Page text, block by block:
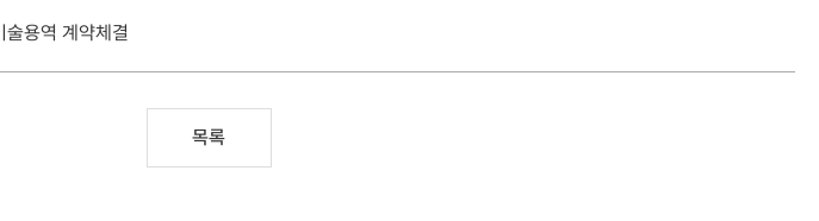
용역 계약체결
목록